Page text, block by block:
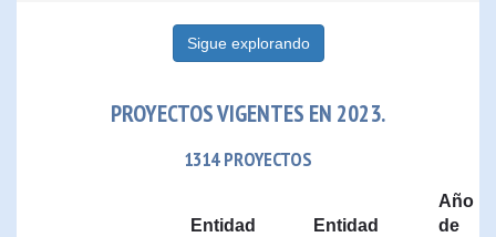
Sigue explorando
PROYECTOS VIGENTES EN 2023.
1314 PROYECTOS
Entidad
Entidad
Año
de